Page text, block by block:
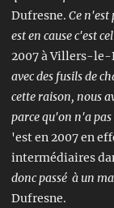
Dufresne. Ce n'est
est en cause c'est
2007 à Villers-le-
avec des fusils de
cette raison, nous
parce qu'on n'a
'est en 2007 en
intermédiaires
donc passé à un
Dufresne.